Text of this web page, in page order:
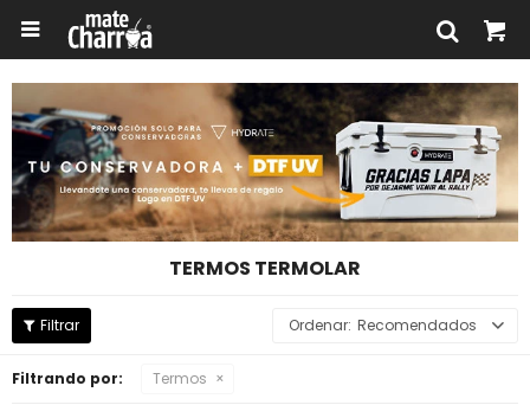

TERMOS TERMOLAR
Recomendados
Filtrando por: Termos